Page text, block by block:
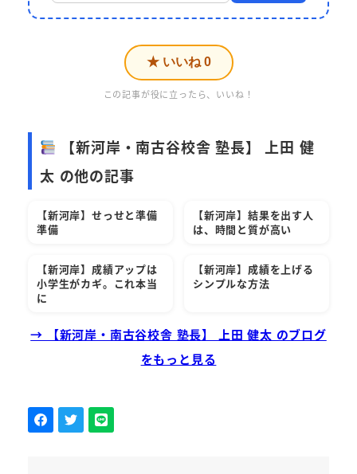
★ いいね0
この記事が役に立ったら、いいね！
【新河岸・南古谷校舎 塾長】 上田 健
太 の他の記事
【新河岸】せっせと準備
準備
【新河岸】結果を出す人
は、時間と質が高い
【新河岸】成績アップは
小学生がカギ。これ本当
に
【新河岸】成績を上げる
シンプルな方法
→ 【新河岸・南古谷校舎 塾長】 上田 健太 のブログ
をもっと見る